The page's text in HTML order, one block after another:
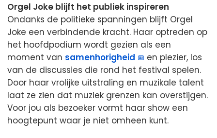
Orgel Joke blijft het publiek inspireren
Ondanks de politieke spanningen blijft Orgel
Joke een verbindende kracht. Haar optreden op
het hoofdpodium wordt gezien als een
moment van samenhorigheid
en plezier, los
van de discussies die rond het festival spelen.
Door haar vrolijke uitstraling en muzikale talent
laat ze zien dat muziek grenzen kan overstijgen.
Voor jou als bezoeker vormt haar show een
hoogtepunt waar je niet omheen kunt.